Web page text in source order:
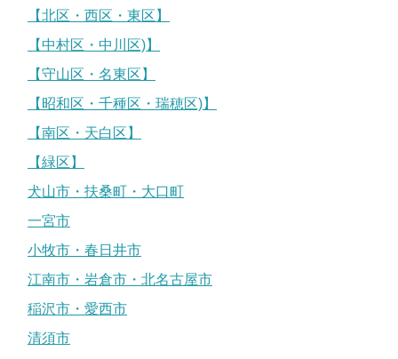
【北区・西区・東区】
【中村区・中川区)】
【守山区・名東区】
【昭和区・千種区・瑞穂区)】
【南区・天白区】
【緑区】
犬山市・扶桑町・大口町
一宮市
小牧市・春日井市
江南市・岩倉市・北名古屋市
稲沢市・愛西市
清須市